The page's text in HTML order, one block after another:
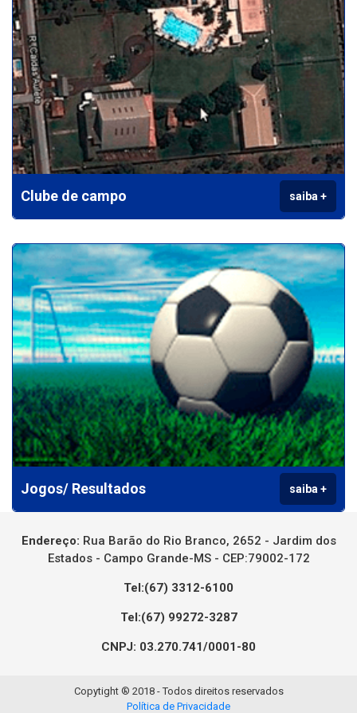
Clube de campo saiba +
Jogos/ Resultados saiba +
Endereço: Rua Barão do Rio Branco, 2652 - Jardim dos
Estados - Campo Grande-MS - CEP:79002-172
Tel:(67) 3312-6100
Tel:(67) 99272-3287
CNPJ: 03.270.741/0001-80
Copytight ® 2018 - Todos direitos reservados
Política de Privacidade